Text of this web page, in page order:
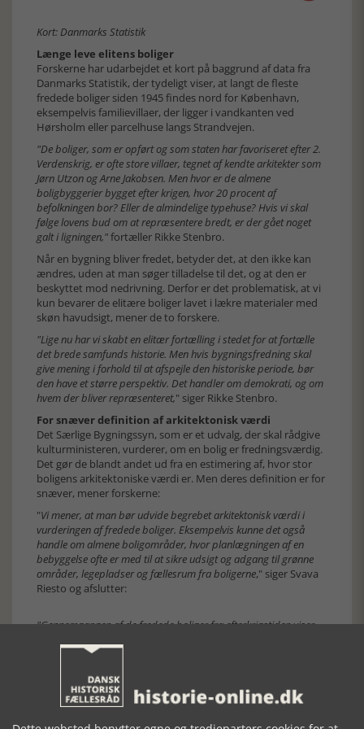
Kort: Danmarks Statistik
Længe leve elitens boliger
Forskerne har udarbejdet et kort på baggrund af data fra
Danmarks Statistik, der tydeligt viser, at langt de fleste
fredede boliger siden 1945 findes nord for København,
eksempelvis familievillaer, der ligger i vandkanten ved
Hørsholm eller parcelhuse langs Strandvejen.
"De boliger, som er opført og som staten har favoriseret efter 2.
Verdenskrig, er ofte store villaer, tegnet af kendte arkitekter som
Jørn Utzon og Arne Jakobsen. Men hvor er de almene
boligbyggerier bygget efter krigen, hvor 20 procent af
befolkningen bor? Eller de almindelige typehuse? Hvis vi skal
følge lovens bud om at repræsentere bredt, er der gået noget
galt i ligningen,"fortæller Rikke Stenbro.
Når en bygning bliver fredet, betyder det, at den ikke kan
ændres, uden at man søger tilladelse til det, og at den er
beskyttet mod nedrivning. Derfor er det problematisk, at vi
kun bevarer de elitære boliger lavet i lækre materialer med
skøn havudsigt, mener de to forskere.
"Lige nu har vi skabt en elitær fortælling i stedet for at fortælle
det brede samfunds historie. Men hvis bygningsfredning skal
give mening i forhold til at afspejle den historiske periode, bør
den have et større perspektiv. Det handler om demokrati, og om
hvem der bliver repræsenteret," siger Rikke Stenbro.
For snæver definition af arkitektonisk værdi
Det Særlige Bygningssyn, som er et udvalg, der skal rådgive
kulturministeren, vurderer, om en bolig er fredningsværdig.
Det gør de blandt andet ud fra en estimering af, hvor stor
boligens arkitektoniske værdi er. Men deres definition er for
snæver, mener forskerne:
"Vi mener, at man bør udvide begrebet arkitektonisk værdi i
vurderingen af fredede boliger. Eksempelvis kunne det også
handle om almene boligområder, hvor planlægningen af en
bebyggelse ofte er med til at sikre udsigt og adgang til grønne
områder, legepladser og fællesrum fra boligerne," siger Svava
Riesto og afslutter:
"Gennemgangen af de fredede boliger fra efterkrigstiden viser,
bygningsfredningsloven praktiseres på. Vi kan ikke fortsætte
fredning er at repræsentere hele befolkningens kulturarv."
FAKTA